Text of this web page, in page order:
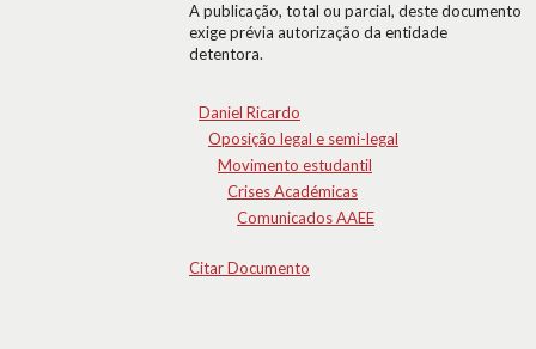
A publicação, total ou parcial, deste documento
exige prévia autorização da entidade
detentora.
Daniel Ricardo
Oposição legal e semi-legal
Movimento estudantil
Crises Académicas
Comunicados AAEE
Citar Documento